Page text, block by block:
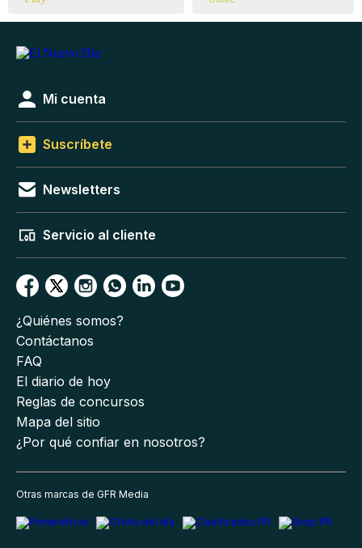
Mi cuenta
Suscríbete
Newsletters
Servicio al cliente
¿Quiénes somos?
Contáctanos
FAQ
El diario de hoy
Reglas de concursos
Mapa del sitio
¿Por qué confiar en nosotros?
Otras marcas de GFR Media